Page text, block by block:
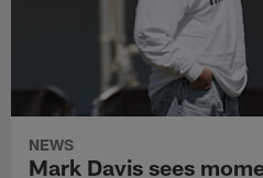
NEWS
Mark Davis sees